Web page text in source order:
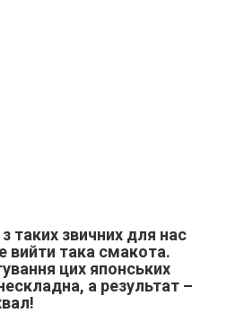
таких звичних для нас
вийти така смакота.
цих японських
а результат –